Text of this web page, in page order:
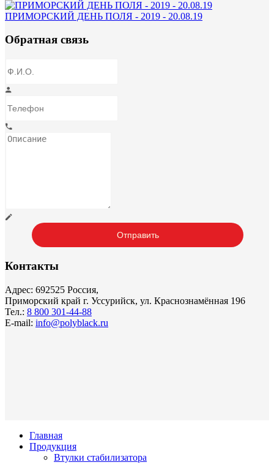
ПРИМОРСКИЙ ДЕНЬ ПОЛЯ - 2019 - 20.08.19
Обратная связь
Контакты
Адрес: 692525 Россия,
Приморский край г. Уссурийск, ул. Краснознамённая 196
Тел.: 8 800 301-44-88
E-mail: info@polyblack.ru
Главная
Продукция
Втулки стабилизатора